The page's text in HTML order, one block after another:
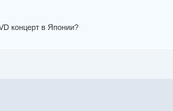
концерт в Японии?